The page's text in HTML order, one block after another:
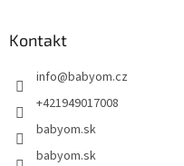
Kontakt
info@babyom.cz
+421949017008
babyom.sk
babyom.sk